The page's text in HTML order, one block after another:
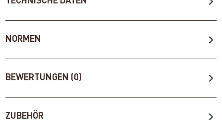
NORMEN
BEWERTUNGEN (0)
ZUBEHÖR